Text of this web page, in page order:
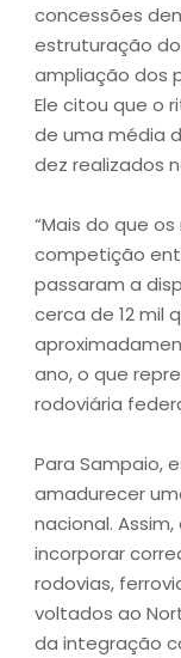
concessões
estruturação
ampliação dos
Ele citou que o
de uma média
dez realizados
“Mais do que
competição
passaram a
cerca de 12 mil
ano, o que
rodoviária
Para Sampaio,
amadurecer
nacional.
incorporar
rodovias,
voltados ao
da integração